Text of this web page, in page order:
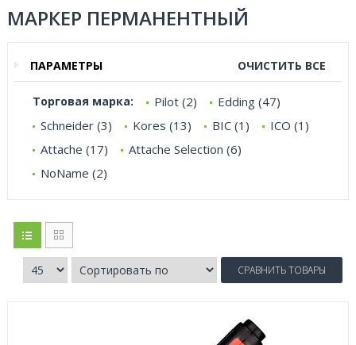
МАРКЕР ПЕРМАНЕНТНЫЙ
ПАРАМЕТРЫ ОЧИСТИТЬ ВСЕ
Торговая марка: Pilot (2)
Edding (47)
Schneider (3)
Kores (13) BIC (1)
ICO (1)
Attache (17)
Attache Selection (6)
NoName (2)
СРАВНИТЬ ТОВАРЫ